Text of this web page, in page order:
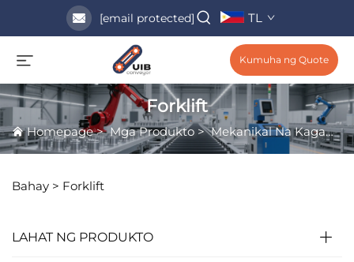
[email protected] TL
Kumuha ng Quote
Forklift
Homepage>Mga Produkto >Mekanikal Na Kagamitan
Bahay > Forklift
LAHAT NG PRODUKTO